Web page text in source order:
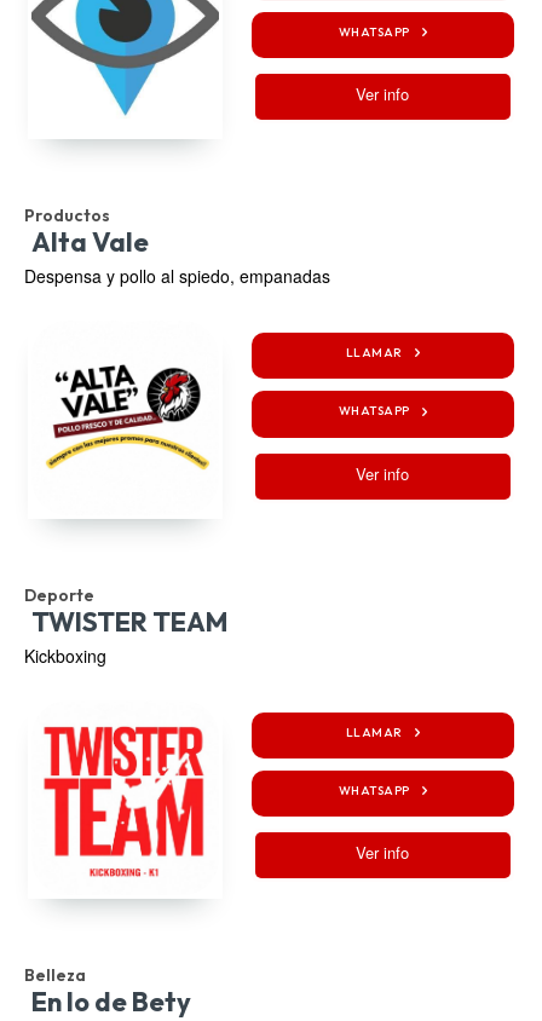
WHATSAPP
Ver info
Productos
Alta Vale
Despensa y pollo al spiedo, empanadas
LLAMAR
WHATSAPP
Ver info
Deporte
TWISTER TEAM
Kickboxing
LLAMAR
WHATSAPP
Ver info
Belleza
En lo de Bety